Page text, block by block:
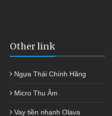
Other link
Ngựa Thái Chính Hãng
Micro Thu Âm
Vay tiền nhanh Olava